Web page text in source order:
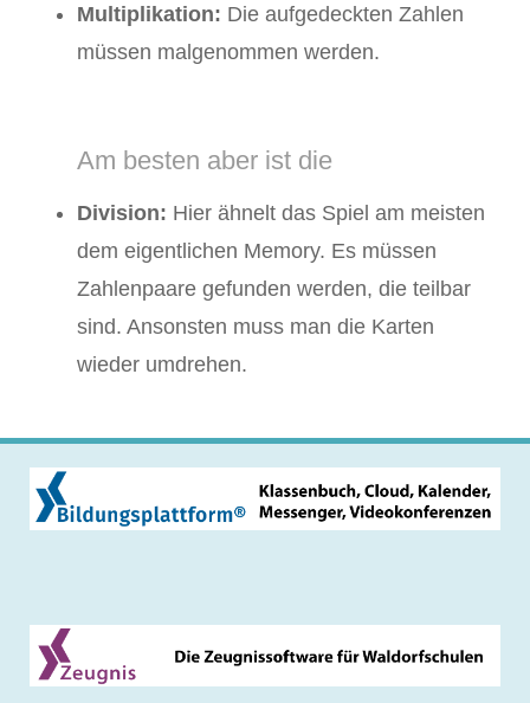
Multiplikation: Die aufgedeckten Zahlen
müssen malgenommen werden.
Am besten aber ist die
Division: Hier ähnelt das Spiel am meisten
dem eigentlichen Memory. Es müssen
Zahlenpaare gefunden werden, die teilbar
sind. Ansonsten muss man die Karten
wieder umdrehen.